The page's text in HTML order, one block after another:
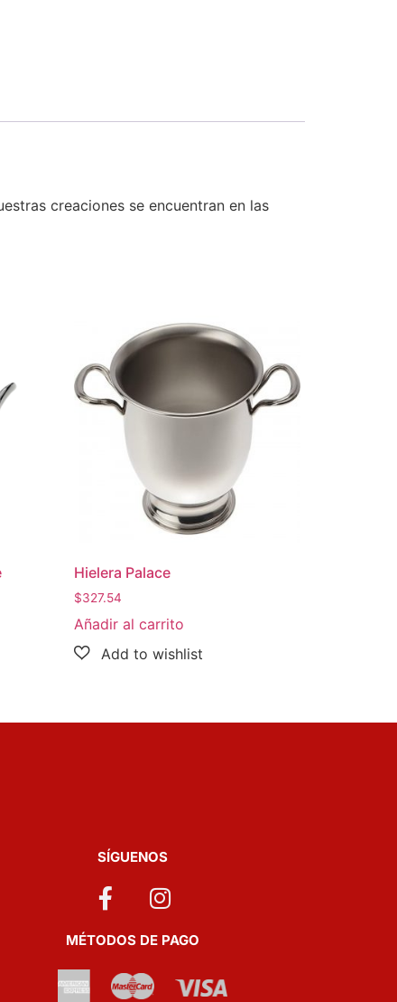
creaciones se encuentran en las
Hielera Palace
$327.54
Añadir al carrito
SÍGUENOS
MÉTODOS DE PAGO